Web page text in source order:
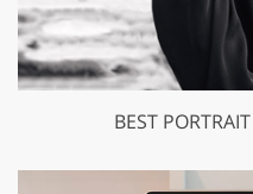
BEST